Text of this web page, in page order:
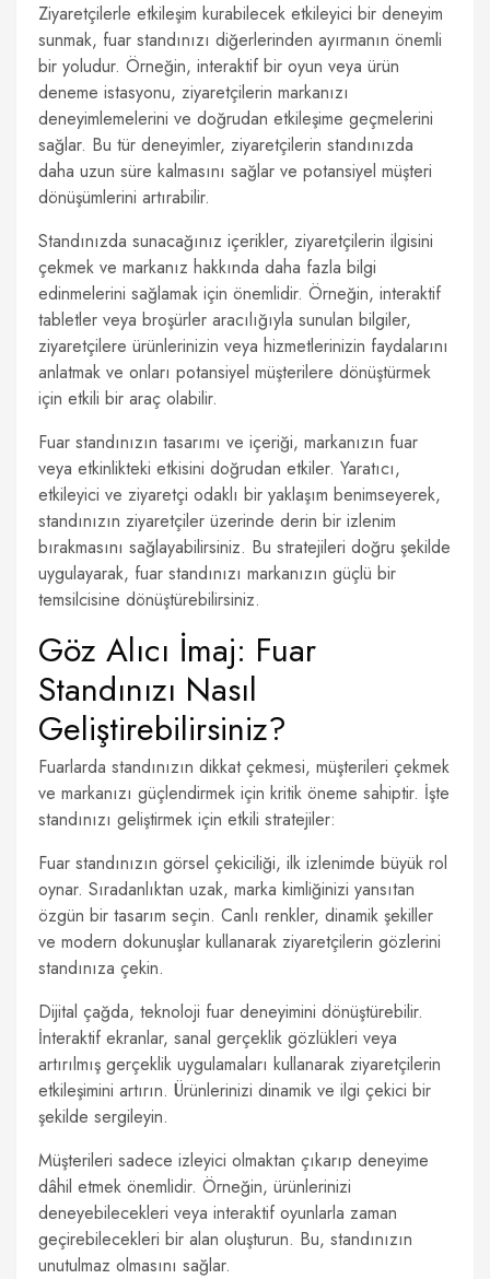
Ziyaretçilerle etkileşim kurabilecek etkileyici bir deneyim
sunmak, fuar standınızı diğerlerinden ayırmanın önemli
bir yoludur. Örneğin, interaktif bir oyun veya ürün
deneme istasyonu, ziyaretçilerin markanızı
deneyimlemelerini ve doğrudan etkileşime geçmelerini
sağlar. Bu tür deneyimler, ziyaretçilerin standınızda
daha uzun süre kalmasını sağlar ve potansiyel müşteri
dönüşümlerini artırabilir.
Standınızda sunacağınız içerikler, ziyaretçilerin ilgisini
çekmek ve markanız hakkında daha fazla bilgi
edinmelerini sağlamak için önemlidir. Örneğin, interaktif
tabletler veya broşürler aracılığıyla sunulan bilgiler,
ziyaretçilere ürünlerinizin veya hizmetlerinizin faydalarını
anlatmak ve onları potansiyel müşterilere dönüştürmek
için etkili bir araç olabilir.
Fuar standınızın tasarımı ve içeriği, markanızın fuar
veya etkinlikteki etkisini doğrudan etkiler. Yaratıcı,
etkileyici ve ziyaretçi odaklı bir yaklaşım benimseyerek,
standınızın ziyaretçiler üzerinde derin bir izlenim
bırakmasını sağlayabilirsiniz. Bu stratejileri doğru şekilde
uygulayarak, fuar standınızı markanızın güçlü bir
temsilcisine dönüştürebilirsiniz.
Göz Alıcı İmaj: Fuar
Standınızı Nasıl
Geliştirebilirsiniz?
Fuarlarda standınızın dikkat çekmesi, müşterileri çekmek
ve markanızı güçlendirmek için kritik öneme sahiptir. İşte
standınızı geliştirmek için etkili stratejiler:
Fuar standınızın görsel çekiciliği, ilk izlenimde büyük rol
oynar. Sıradanlıktan uzak, marka kimliğinizi yansıtan
özgün bir tasarım seçin. Canlı renkler, dinamik şekiller
ve modern dokunuşlar kullanarak ziyaretçilerin gözlerini
standınıza çekin.
Dijital çağda, teknoloji fuar deneyimini dönüştürebilir.
İnteraktif ekranlar, sanal gerçeklik gözlükleri veya
artırılmış gerçeklik uygulamaları kullanarak ziyaretçilerin
etkileşimini artırın. Ürünlerinizi dinamik ve ilgi çekici bir
şekilde sergileyin.
Müşterileri sadece izleyici olmaktan çıkarıp deneyime
dâhil etmek önemlidir. Örneğin, ürünlerinizi
deneyebilecekleri veya interaktif oyunlarla zaman
geçirebilecekleri bir alan oluşturun. Bu, standınızın
unutulmaz olmasını sağlar.